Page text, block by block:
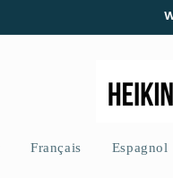
Français Espagnol